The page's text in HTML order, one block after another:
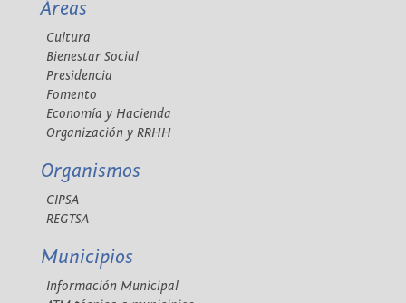
Áreas
Cultura
Bienestar Social
Presidencia
Fomento
Economía y Hacienda
Organización y RRHH
Organismos
CIPSA
REGTSA
Municipios
Información Municipal